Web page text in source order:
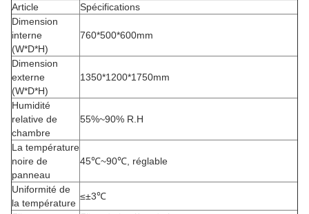
Article
Spécifications
Dimension
interne
(W*D*H)
760*500*600mm
Dimension
externe
(W*D*H)
1350*1200*1750mm
Humidité
relative de
chambre
55%~90% R.H
La température
noire de
panneau
45℃~90℃, réglable
Uniformité de
la température
≤±3℃